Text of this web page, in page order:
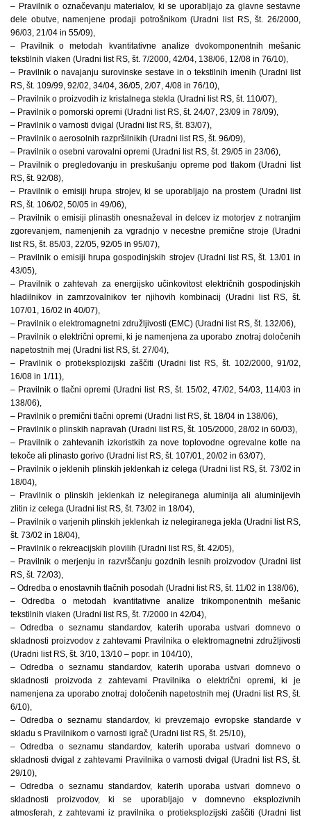
– Pravilnik o označevanju materialov, ki se uporabljajo za glavne sestavne
dele obutve, namenjene prodaji potrošnikom (Uradni list RS, št. 26/2000,
96/03, 21/04 in 55/09),
– Pravilnik o metodah kvantitativne analize dvokomponentnih mešanic
tekstilnih vlaken (Uradni list RS, št. 7/2000, 42/04, 138/06, 12/08 in 76/10),
– Pravilnik o navajanju surovinske sestave in o tekstilnih imenih (Uradni list
RS, št. 109/99, 92/02, 34/04, 36/05, 2/07, 4/08 in 76/10),
– Pravilnik o proizvodih iz kristalnega stekla (Uradni list RS, št. 110/07),
– Pravilnik o pomorski opremi (Uradni list RS, št. 24/07, 23/09 in 78/09),
– Pravilnik o varnosti dvigal (Uradni list RS, št. 83/07),
– Pravilnik o aerosolnih razpršilnikih (Uradni list RS, št. 96/09),
– Pravilnik o osebni varovalni opremi (Uradni list RS, št. 29/05 in 23/06),
– Pravilnik o pregledovanju in preskušanju opreme pod tlakom (Uradni list
RS, št. 92/08),
– Pravilnik o emisiji hrupa strojev, ki se uporabljajo na prostem (Uradni list
RS, št. 106/02, 50/05 in 49/06),
– Pravilnik o emisiji plinastih onesnaževal in delcev iz motorjev z notranjim
zgorevanjem, namenjenih za vgradnjo v necestne premične stroje (Uradni
list RS, št. 85/03, 22/05, 92/05 in 95/07),
– Pravilnik o emisiji hrupa gospodinjskih strojev (Uradni list RS, št. 13/01 in
43/05),
– Pravilnik o zahtevah za energijsko učinkovitost električnih gospodinjskih
hladilnikov in zamrzovalnikov ter njihovih kombinacij (Uradni list RS, št.
107/01, 16/02 in 40/07),
– Pravilnik o elektromagnetni združljivosti (EMC) (Uradni list RS, št. 132/06),
– Pravilnik o električni opremi, ki je namenjena za uporabo znotraj določenih
napetostnih mej (Uradni list RS, št. 27/04),
– Pravilnik o protieksplozijski zaščiti (Uradni list RS, št. 102/2000, 91/02,
16/08 in 1/11),
– Pravilnik o tlačni opremi (Uradni list RS, št. 15/02, 47/02, 54/03, 114/03 in
138/06),
– Pravilnik o premični tlačni opremi (Uradni list RS, št. 18/04 in 138/06),
– Pravilnik o plinskih napravah (Uradni list RS, št. 105/2000, 28/02 in 60/03),
– Pravilnik o zahtevanih izkoristkih za nove toplovodne ogrevalne kotle na
tekoče ali plinasto gorivo (Uradni list RS, št. 107/01, 20/02 in 63/07),
– Pravilnik o jeklenih plinskih jeklenkah iz celega (Uradni list RS, št. 73/02 in
18/04),
– Pravilnik o plinskih jeklenkah iz nelegiranega aluminija ali aluminijevih
zlitin iz celega (Uradni list RS, št. 73/02 in 18/04),
– Pravilnik o varjenih plinskih jeklenkah iz nelegiranega jekla (Uradni list RS,
št. 73/02 in 18/04),
– Pravilnik o rekreacijskih plovilih (Uradni list RS, št. 42/05),
– Pravilnik o merjenju in razvrščanju gozdnih lesnih proizvodov (Uradni list
RS, št. 72/03),
– Odredba o enostavnih tlačnih posodah (Uradni list RS, št. 11/02 in 138/06),
– Odredba o metodah kvantitativne analize trikomponentnih mešanic
tekstilnih vlaken (Uradni list RS, št. 7/2000 in 42/04),
– Odredba o seznamu standardov, katerih uporaba ustvari domnevo o
skladnosti proizvodov z zahtevami Pravilnika o elektromagnetni združljivosti
(Uradni list RS, št. 3/10, 13/10 – popr. in 104/10),
– Odredba o seznamu standardov, katerih uporaba ustvari domnevo o
skladnosti proizvoda z zahtevami Pravilnika o električni opremi, ki je
namenjena za uporabo znotraj določenih napetostnih mej (Uradni list RS, št.
6/10),
– Odredba o seznamu standardov, ki prevzemajo evropske standarde v
skladu s Pravilnikom o varnosti igrač (Uradni list RS, št. 25/10),
– Odredba o seznamu standardov, katerih uporaba ustvari domnevo o
skladnosti dvigal z zahtevami Pravilnika o varnosti dvigal (Uradni list RS, št.
29/10),
– Odredba o seznamu standardov, katerih uporaba ustvari domnevo o
skladnosti proizvodov, ki se uporabljajo v domnevno eksplozivnih
atmosferah, z zahtevami iz pravilnika o protieksplozijski zaščiti (Uradni list